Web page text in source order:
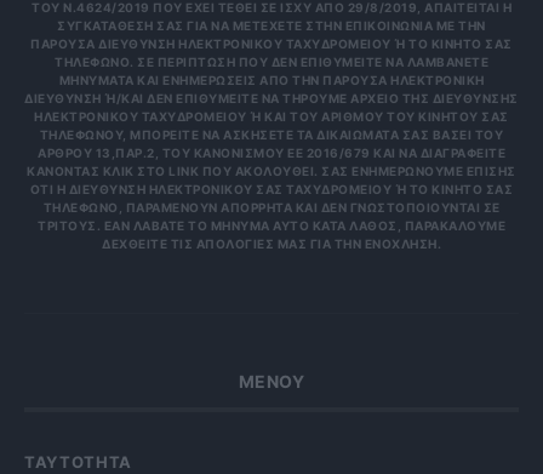
ΤΟΥ Ν.4624/2019 ΠΟΥ ΈΧΕΙ ΤΕΘΕΊ ΣΕ ΙΣΧΎ ΑΠΌ 29/8/2019, ΑΠΑΙΤΕΊΤΑΙ Η
ΣΥΓΚΑΤΆΘΕΣΉ ΣΑΣ ΓΙΑ ΝΑ ΜΕΤΈΧΕΤΕ ΣΤΗΝ ΕΠΙΚΟΙΝΩΝΊΑ ΜΕ ΤΗΝ
ΠΑΡΟΎΣΑ ΔΙΕΎΘΥΝΣΗ ΗΛΕΚΤΡΟΝΙΚΟΎ ΤΑΧΥΔΡΟΜΕΊΟΥ Ή ΤΟ ΚΙΝΗΤΌ ΣΑΣ Τ
ΗΛΈΦΩΝΟ. ΣΕ ΠΕΡΊΠΤΩΣΗ ΠΟΥ ΔΕΝ ΕΠΙΘΥΜΕΊΤΕ ΝΑ ΛΑΜΒΆΝΕΤΕ Μ
ΗΝΎΜΑΤΑ ΚΑΙ ΕΝΗΜΕΡΏΣΕΙΣ ΑΠΌ ΤΗΝ ΠΑΡΟΎΣΑ ΗΛΕΚΤΡΟΝΙΚΉ Δ
ΙΕΎΘΥΝΣΗ Ή/ΚΑΙ ΔΕΝ ΕΠΙΘΥΜΕΊΤΕ ΝΑ ΤΗΡΟΎΜΕ ΑΡΧΕΊΟ ΤΗΣ ΔΙΕΎΘΥΝΣΗΣ ΗΛ
ΕΚΤΡΟΝΙΚΟΎ ΤΑΧΥΔΡΟΜΕΊΟΥ Ή ΚΑΙ ΤΟΥ ΑΡΙΘΜΟΎ ΤΟΥ ΚΙΝΗΤΟΎ ΣΑΣ ΤΗΛ
ΕΦΏΝΟΥ, ΜΠΟΡΕΊΤΕ ΝΑ ΑΣΚΉΣΕΤΕ ΤΑ ΔΙΚΑΙΏΜΑΤΆ ΣΑΣ ΒΆΣΕΙ ΤΟΥ ΆΡΘ
ΡΟΥ 13,ΠΑΡ.2, ΤΟΥ ΚΑΝΟΝΙΣΜΟΎ ΕΕ 2016/679 ΚΑΙ ΝΑ ΔΙΑΓΡΑΦΕΊΤΕ ΚΆΝ
ΟΝΤΑΣ ΚΛΙΚ ΣΤΟ LINK ΠΟΥ ΑΚΟΛΟΥΘΕΊ. ΣΑΣ ΕΝΗΜΕΡΏΝΟΥΜΕ ΕΠΊΣΗΣ ΌΤΙ
Η ΔΙΕΎΘΥΝΣΗ ΗΛΕΚΤΡΟΝΙΚΟΎ ΣΑΣ ΤΑΧΥΔΡΟΜΕΊΟΥ Ή ΤΟ ΚΙΝΗΤΌ ΣΑΣ ΤΗΛΈ
ΦΩΝΟ, ΠΑΡΑΜΈΝΟΥΝ ΑΠΌΡΡΗΤΑ ΚΑΙ ΔΕΝ ΓΝΩΣΤΟΠΟΙΟΎΝΤΑΙ ΣΕ ΤΡΊΤ
ΟΥΣ. ΕΆΝ ΛΆΒΑΤΕ ΤΟ ΜΉΝΥΜΑ ΑΥΤΌ ΚΑΤΆ ΛΆΘΟΣ, ΠΑΡΑΚΑΛΟΎΜΕ ΔΕΧΘ
ΕΊΤΕ ΤΙΣ ΑΠΟΛΟΓΊΕΣ ΜΑΣ ΓΙΑ ΤΗΝ ΕΝΌΧΛΗΣΗ.
ΜΕΝΟΥ
ΤΑΥΤΟΤΗΤΑ